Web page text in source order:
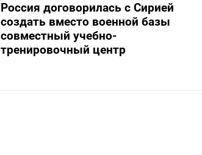
Россия договорилась с Сирией
создать вместо военной базы
совместный учебно-
тренировочный центр